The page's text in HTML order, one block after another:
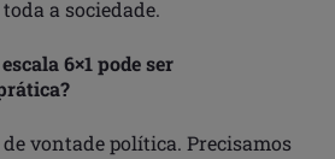
a sociedade.
6×1 pode ser
de vontade política. Precisamos